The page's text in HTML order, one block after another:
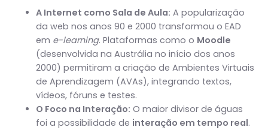
A Internet como Sala de Aula: A popularização
da web nos anos 90 e 2000 transformou o EAD
em e-learning. Plataformas como o Moodle
(desenvolvida na Austrália no início dos anos
2000) permitiram a criação de Ambientes Virtuais
de Aprendizagem (AVAs), integrando textos,
vídeos, fóruns e testes.
O Foco na Interação: O maior divisor de águas
foi a possibilidade de interação em tempo real.